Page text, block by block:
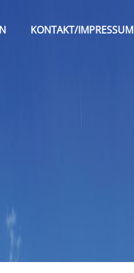
KONTAKT/IMPRESSUM